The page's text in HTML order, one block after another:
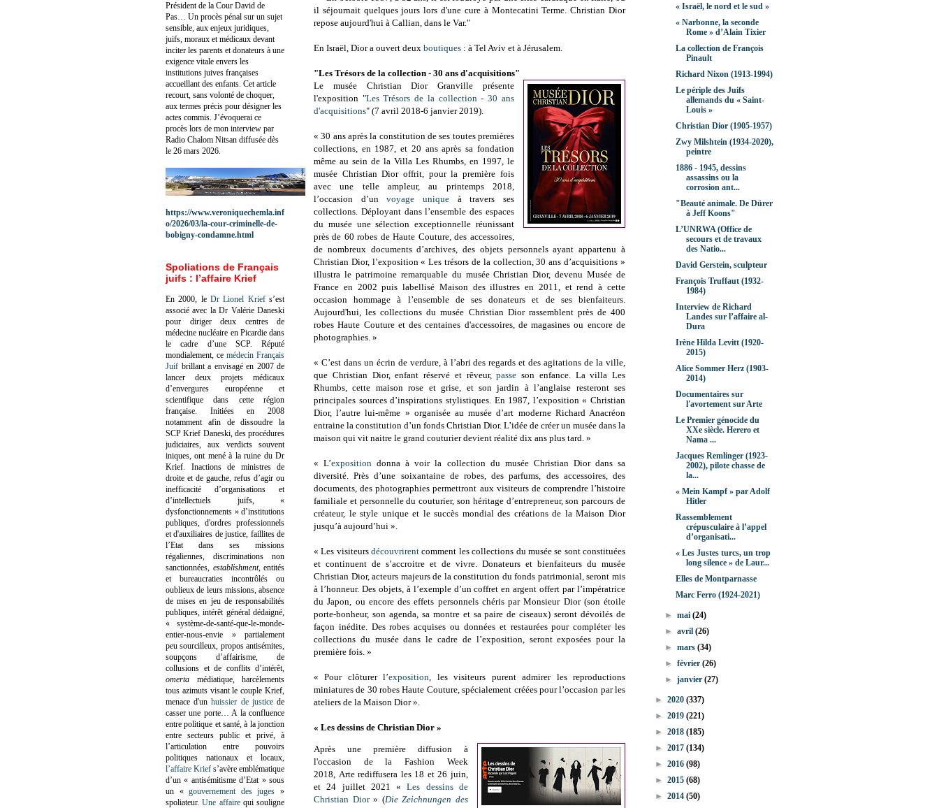
il séjournait quelques jours lors d'une cure à Montecatini Terme. Christian Dior
repose aujourd'hui à Callian, dans le Var."
En Israël, Dior a ouvert deux boutiques : à Tel Aviv et à Jérusalem.
"Les Trésors de la collection - 30 ans d'acquisitions"
Le musée Christian Dior Granville présente
l'exposition "Les Trésors de la collection - 30 ans
d'acquisitions" (7 avril 2018-6 janvier 2019).
« 30 ans après la constitution de ses toutes premières
collections, en 1987, et 20 ans après sa fondation
même au sein de la Villa Les Rhumbs, en 1997, le
musée Christian Dior offrit, pour la première fois
avec une telle ampleur, au printemps 2018,
l’occasion d’unvoyage uniqueà travers ses
collections. Déployant dans l’ensemble des espaces
du musée une sélection exceptionnelle réunissant
près de 60 robes de Haute Couture, des accessoires,
de nombreux documents d’archives, des objets personnels ayant appartenu à
Christian Dior, l’exposition « Les trésors de la collection, 30 ans d’acquisitions »
illustra le patrimoine remarquable du musée Christian Dior, devenu Musée de
France en 2002 puis labellisé Maison des illustres en 2011, et rend à cette
occasion hommage à l’ensemble de ses donateurs et de ses bienfaiteurs.
Aujourd'hui, les collections du musée Christian Dior rassemblent près de 400
robes Haute Couture et des centaines d'accessoires, de magasines ou encore de
photographies. »
« C’est dans un écrin de verdure, à l’abri des regards et des agitations de la ville,
que Christian Dior, enfant réservé et rêveur,passe son enfance. La villa Les
Rhumbs, cette maison rose et grise, et son jardin à l’anglaise resteront ses
principales sources d’inspirations stylistiques. En 1987, l’exposition « Christian
Dior, l’autre lui-même » organisée au musée d’art moderne Richard Anacréon
entraine la constitution d’un fonds Christian Dior. L’idée de créer un musée dans la
maison qui vit naitre le grand couturier devient réalité dix ans plus tard. »
« L’exposition donna à voir la collection du musée Christian Dior dans sa
diversité. Près d’une soixantaine de robes, des parfums, des accessoires, des
documents, des photographies permettront aux visiteurs de comprendre l’histoire
familiale et personnelle du couturier, son héritage d’entrepreneur, son parcours de
créateur, le style unique et le succès mondial des créations de la Maison Dior
jusqu’à aujourd’hui ».
« Les visiteursdécouvrirent comment les collections du musée se sont constituées
et continuent de s’accroitre et de vivre. Donateurs et bienfaiteurs du musée
Christian Dior, acteurs majeurs de la constitution du fonds patrimonial, seront mis
à l’honneur. Des objets, à l’exemple d’un coffret en argent offert par l’impératrice
du Japon, ou encore des effets personnels chéris par Monsieur Dior (son étoile
porte-bonheur, son agenda, sa montre et sa paire de ciseaux) seront dévoilés de
façon inédite. Des robes acquises ou données et restaurées pour compléter les
collections du musée dans le cadre de l’exposition, seront exposées pour la
première fois. »
« Pour clôturer l’exposition, les visiteurs purent admirer les reproductions
miniatures de 30 robes Haute Couture, spécialement créées pour l’occasion par les
ateliers de la Maison Dior ».
« Les dessins de Christian Dior »
Après une première diffusion à
l'occasion de la Fashion Week
2018, Arte rediffusera les 18 et 26 juin,
et 24 juillet 2021«Les dessins de
Christian Dior» (Die Zeichnungen des
Président de la Cour David de
Pas… Un procès pénal sur un sujet
sensible, aux enjeux juridiques,
juifs, moraux et médicaux devant
inciter les parents et donateurs à une
exigence vitale envers les
institutions juives françaises
accueillant des enfants. Cet article
recourt, sans volonté de choquer,
aux termes précis pour désigner les
actes commis. J’évoquerai ce
procès lors de mon interview par
Radio Chalom Nitsan diffusée dès
le 26 mars 2026.
https://www.veroniquechemla.inf
o/2026/03/la-cour-criminelle-de-
bobigny-condamne.html
Spoliations de Français
juifs : l’affaire Krief
En 2000, le Dr Lionel Kriefs’est
associé avec la Dr Valérie Daneski
pour diriger deux centres de
médecine nucléaire en Picardie dans
le cadre d’une SCP. Réputé
mondialement, ce médecin Français
Juif brillant a envisagé en 2007 de
lancer deux projets médicaux
d’envergures européenne et
scientifique dans cette région
française. Initiées en 2008
notamment afin de dissoudre la
SCP Krief Daneski, des procédures
judiciaires, aux verdicts souvent
iniques, ont mené à la ruine du Dr
Krief. Inactions de ministres de
droite et de gauche, refus d’agir ou
inefficacité d’organisations et
d’intellectuels juifs, «
dysfonctionnements » d’institutions
publiques, d'ordres professionnels
et d'auxiliaires de justice, faillites de
l’Etat dans ses missions
régaliennes, discriminations non
sanctionnées, establishment, entités
et bureaucraties incontrôlés ou
oublieux de leurs missions, absence
de mises en jeu de responsabilités
publiques, intérêt général dédaigné,
« système-de-santé-que-le-monde-
entier-nous-envie » partialement
peu sourcilleux, propos antisémites,
soupçons d’affairisme, de
collusions et de conflits d’intérêt,
omerta médiatique, harcèlements
tous azimuts visant le couple Krief,
menace d'unhuissier de justicede
casser une porte… A la confluence
entre politique et santé, à la jonction
entre secteurs public et privé, à
l’articulation entre pouvoirs
politiques nationaux et locaux,
l’affaire Krief s’avère emblématique
d’un « antisémitisme d’Etat » sous
un «gouvernement des juges »
spoliateur.Une affairequi souligne
« Israël, le nord et le sud »
« Narbonne, la seconde
Rome » d’Alain Tixier
La collection de François
Pinault
Richard Nixon (1913-1994)
Le périple des Juifs
allemands du « Saint-
Louis »
Christian Dior (1905-1957)
Zwy Milshtein (1934-2020),
peintre
1886 - 1945, dessins
assassins ou la
corrosion ant...
"Beauté animale. De Dürer
à Jeff Koons"
L’UNRWA (Office de
secours et de travaux
des Natio...
David Gerstein, sculpteur
François Truffaut (1932-
1984)
Interview de Richard
Landes sur l’affaire al-
Dura
Irène Hilda Levitt (1920-
2015)
Alice Sommer Herz (1903-
2014)
Documentaires sur
l'avortement sur Arte
Le Premier génocide du
XXe siècle. Herero et
Nama ...
Jacques Remlinger (1923-
2002), pilote chasse de
la...
« Mein Kampf » par Adolf
Hitler
Rassemblement
crépusculaire à l’appel
d’organisati...
« Les Justes turcs, un trop
long silence » de Laur...
Elles de Montparnasse
Marc Ferro (1924-2021)
►mai(24)
►avril(26)
►mars(34)
►février(26)
►janvier(27)
► 2020 (337)
► 2019 (221)
► 2018 (185)
► 2017 (134)
► 2016 (98)
► 2015 (68)
► 2014 (50)